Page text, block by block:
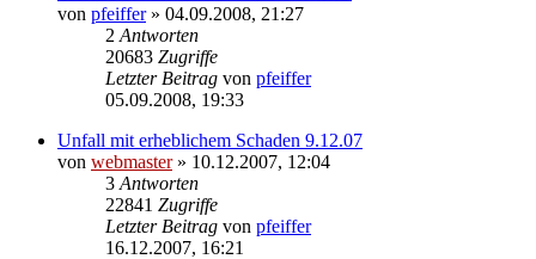
von pfeiffer» 04.09.2008, 21:27
2 Antworten
20683 Zugriffe
Letzter Beitrag von pfeiffer
05.09.2008, 19:33
Unfall mit erheblichem Schaden 9.12.07
von webmaster» 10.12.2007, 12:04
3 Antworten
22841 Zugriffe
Letzter Beitrag von pfeiffer
16.12.2007, 16:21